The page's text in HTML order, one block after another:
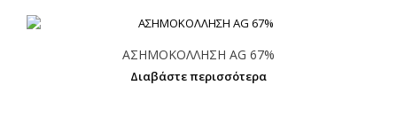
ΑΣΗΜΟΚΟΛΛΗΣΗ AG 67%
Διαβάστε περισσότερα